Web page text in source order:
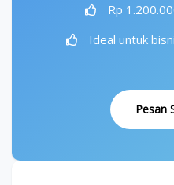
Rp
Ideal untuk
Pesan